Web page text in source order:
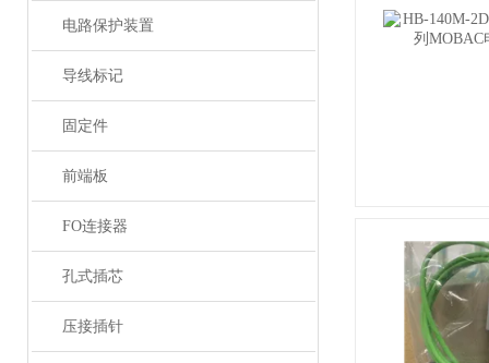
电路保护装置
导线标记
固定件
前端板
FO连接器
孔式插芯
压接插针